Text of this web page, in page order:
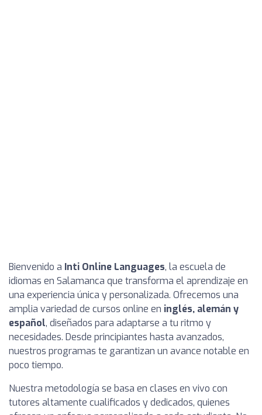
Bienvenido a Inti Online Languages, la escuela de
idiomas en Salamanca que transforma el aprendizaje en
una experiencia única y personalizada. Ofrecemos una
amplia variedad de cursos online en inglés, alemán y
español, diseñados para adaptarse a tu ritmo y
necesidades. Desde principiantes hasta avanzados,
nuestros programas te garantizan un avance notable en
poco tiempo.
Nuestra metodología se basa en clases en vivo con
tutores altamente cualificados y dedicados, quienes